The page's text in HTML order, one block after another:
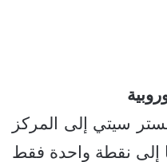
مانشستر سيتي إلى المركز
إلى نقطة واحدة فقط